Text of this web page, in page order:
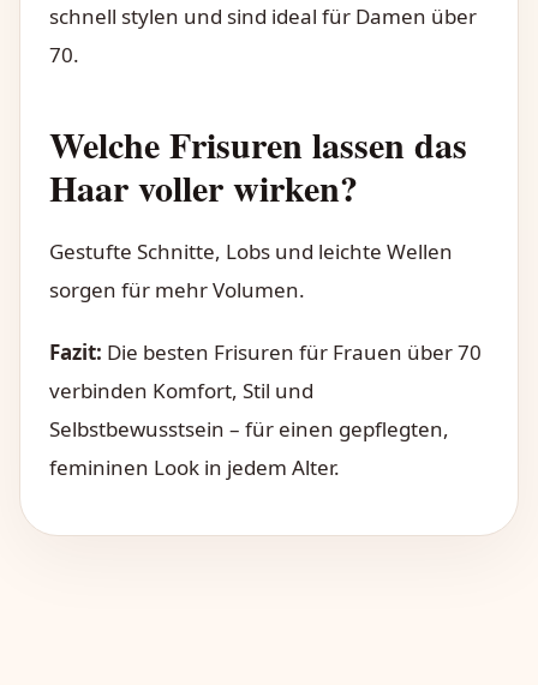
schnell stylen und sind ideal für Damen über
70.
Welche Frisuren lassen das
Haar voller wirken?
Gestufte Schnitte, Lobs und leichte Wellen
sorgen für mehr Volumen.
Fazit: Die besten Frisuren für Frauen über 70
verbinden Komfort, Stil und
Selbstbewusstsein – für einen gepflegten,
femininen Look in jedem Alter.